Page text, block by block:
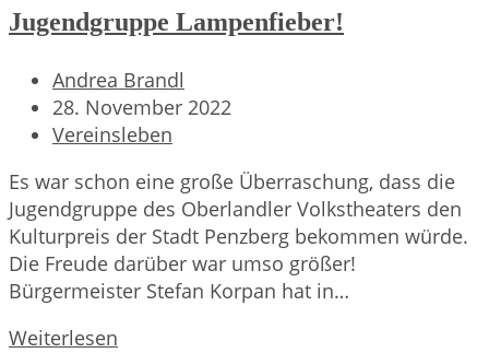
Jugendgruppe Lampenfieber!
Beitrags-
Autor:
Andrea Brandl
Beitrag
veröffentlicht:
28. November 2022
Beitrags-
Vereinsleben
Es war schon eine große Überraschung, dass die
Jugendgruppe des Oberlandler Volkstheaters den
Kulturpreis der Stadt Penzberg bekommen würde.
Die Freude darüber war umso größer!
Bürgermeister Stefan Korpan hat in…
Weiterlesen